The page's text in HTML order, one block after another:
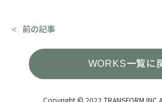
前の記事
WORKS一覧に